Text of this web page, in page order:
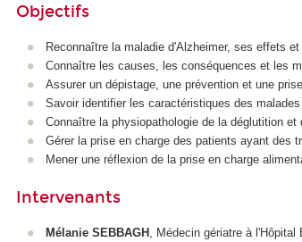
Objectifs
Reconnaître la maladie d'Alzheimer, ses effets
Connaître les causes, les conséquences et les
Assurer un dépistage, une prévention et une
Savoir identifier les caractéristiques des
Connaître la physiopathologie de la déglutition
Gérer la prise en charge des patients ayant des
Mener une réflexion de la prise en charge
Intervenants
Mélanie SEBBAGH, Médecin gériatre à l'Hôpital